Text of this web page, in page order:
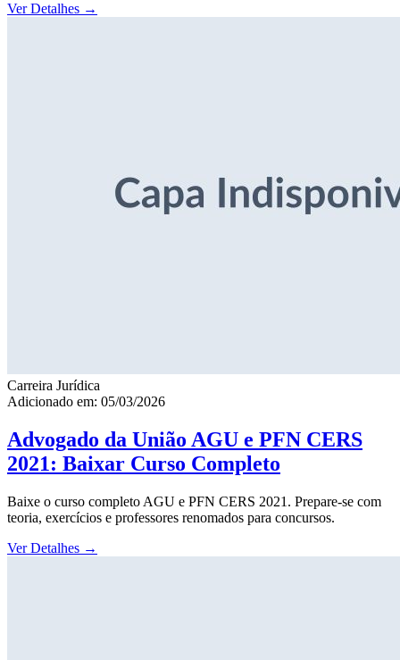
Ver Detalhes →
Carreira Jurídica
Adicionado em: 05/03/2026
Advogado da União AGU e PFN CERS
2021: Baixar Curso Completo
Baixe o curso completo AGU e PFN CERS 2021. Prepare-se com
teoria, exercícios e professores renomados para concursos.
Ver Detalhes →